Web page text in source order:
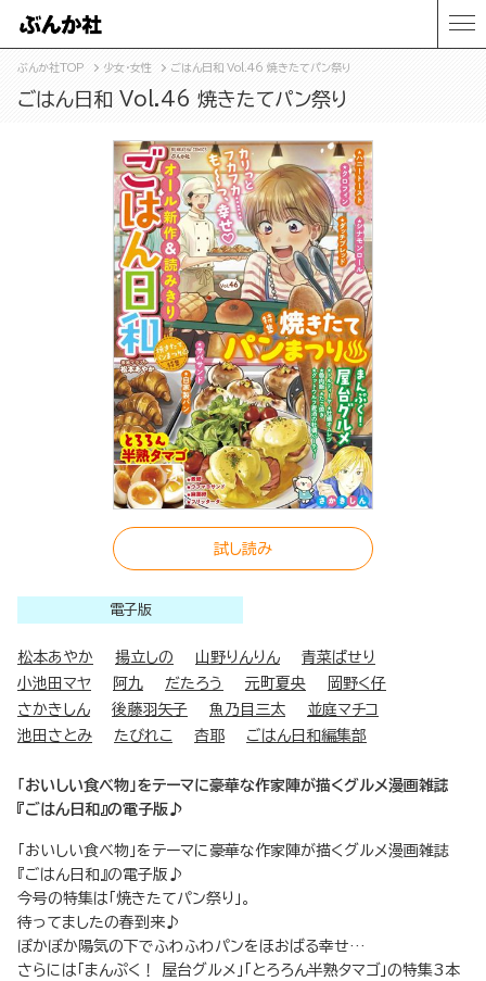
ぶんか社TOP 少女・女性 ごはん日和 Vol.46 焼きたてパン祭り
ごはん日和 Vol.46 焼きたてパン祭り
試し読み
電子版
松本あやか 揚立しの 山野りんりん
青菜ぱせり
小池田マヤ
阿九 だたろう 元町夏央
岡野く仔
さかきしん
後藤羽矢子 魚乃目三太
並庭マチコ
池田さとみ
たびれこ 杏耶 ごはん日和編集部
「おいしい食べ物」をテーマに豪華な作家陣が描くグルメ漫画雑誌
『ごはん日和』の電子版♪
「おいしい食べ物」をテーマに豪華な作家陣が描くグルメ漫画雑誌
『ごはん日和』の電子版♪
今号の特集は「焼きたてパン祭り」。
待ってましたの春到来♪
ぽかぽか陽気の下でふわふわパンをほおばる幸せ…
さらには「まんぷく！ 屋台グルメ」「とろろん半熟タマゴ」の特集3本